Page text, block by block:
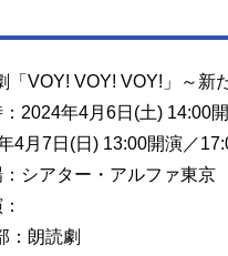
「VOY! VOY! VOY!」～新
：2024年4月6日(土) 14:00
4月7日(日) 13:00開演／
シアター・アルファ東京
：朗読劇